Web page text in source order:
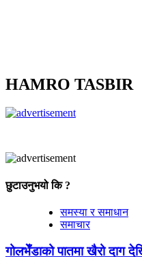
HAMRO TASBIR
छुटाउनुभयो कि ?
समस्या र समाधान
समाचार
गोलभेँडाको पातमा खैरो दाग